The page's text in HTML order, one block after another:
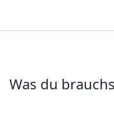
Was du